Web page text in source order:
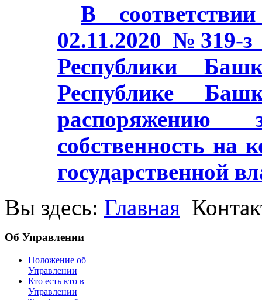
В
02.11.2020 №319-
Республики
Республике
распоряжению
собственность на
государственной
Вы здесь: Главная
Об Управлении
Положение об
Управлении
Кто есть кто в
Управлении